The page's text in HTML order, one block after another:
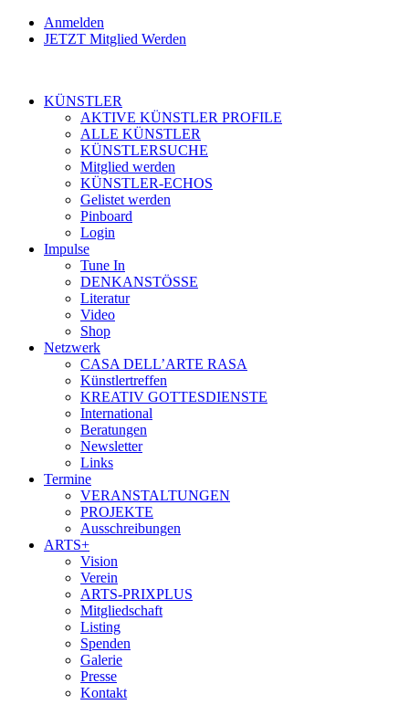
Anmelden
JETZT Mitglied Werden
KÜNSTLER
AKTIVE KÜNSTLER PROFILE
ALLE KÜNSTLER
KÜNSTLERSUCHE
Mitglied werden
KÜNSTLER-ECHOS
Gelistet werden
Pinboard
Login
Impulse
Tune In
DENKANSTÖSSE
Literatur
Video
Shop
Netzwerk
CASA DELL’ARTE RASA
Künstlertreffen
KREATIV GOTTESDIENSTE
International
Beratungen
Newsletter
Links
Termine
VERANSTALTUNGEN
PROJEKTE
Ausschreibungen
ARTS+
Vision
Verein
ARTS-PRIXPLUS
Mitgliedschaft
Listing
Spenden
Galerie
Presse
Kontakt